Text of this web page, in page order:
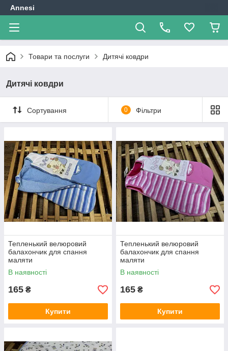
Annesi
Товари та послуги Дитячі ковдри
Дитячі ковдри
Сортування 0 Фільтри
Тепленький велюровий
балахончик для спання
маляти
В наявності
165 ₴
Купити
Тепленький велюровий
балахончик для спання
маляти
В наявності
165 ₴
Купити